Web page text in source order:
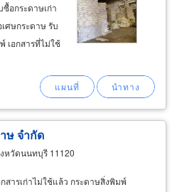
อกระดาษเก่า
ศษกระดาษ รับ
เอกสารที่ไม่ใช้
ยน-รับซื้อข้อสอบ
ษ จำกัด
หวัดนนทบุรี 11120
สารเก่าไม่ใช้แล้ว กระดาษสิ่งพิมพ์